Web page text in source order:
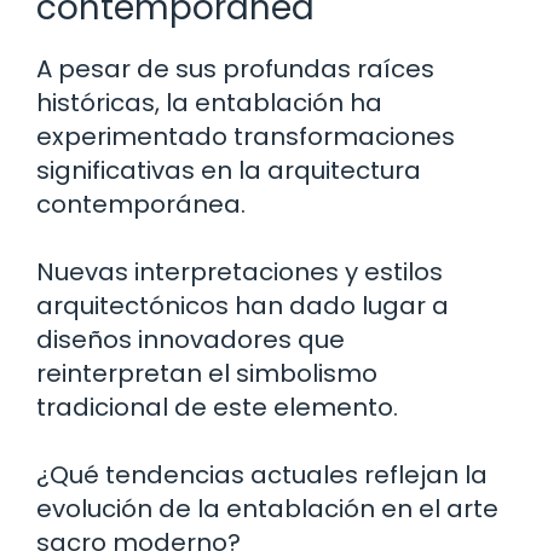
A pesar de sus profundas raíces
históricas, la entablación ha
experimentado transformaciones
significativas en la arquitectura
contemporánea.
Nuevas interpretaciones y estilos
arquitectónicos han dado lugar a
diseños innovadores que
reinterpretan el simbolismo
tradicional de este elemento.
¿Qué tendencias actuales reflejan la
evolución de la entablación en el arte
sacro moderno?